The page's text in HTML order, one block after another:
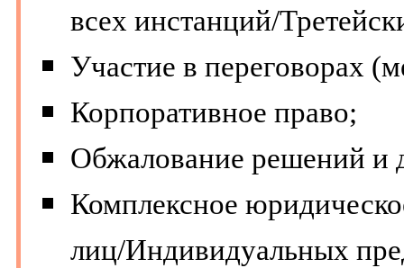
всех инстанций/
Участие в переговорах
Корпоративное право;
Обжалование решений и
Комплексное
лиц/Индивидуальных